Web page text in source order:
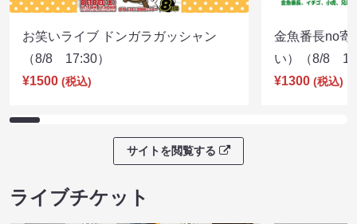
お笑いライブ ドンガラガッシャン
（8/8 17:30）
¥1500 (税込)
金魚番長no寄
い）（8/8
¥1300 (税込)
サイトを閲覧する
ライブチケット